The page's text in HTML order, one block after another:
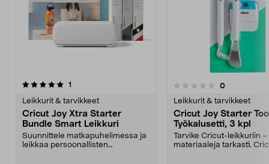
1
Leikkurit & tarvikkeet
Cricut Joy Xtra Starter
Bundle Smart Leikkuri
Suunnittele matkapuhelimessa ja
leikkaa persoonallisten
0.0 viidestä
0arvostelut
Leikkurit & tarvikkeet
Cricut Joy Starter
Työkalusetti, 3 kpl
Tarvike Cricut-leikkuriin
materiaaleja tarkasti.
5.0 viidestä